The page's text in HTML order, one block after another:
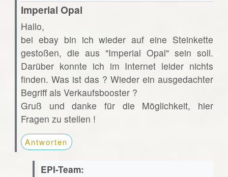
Imperial Opal
Hallo,
bei ebay bin ich wieder auf eine Steinkette
gestoßen, die aus "Imperial Opal" sein soll.
Darüber konnte ich im Internet leider nichts
finden. Was ist das ? Wieder ein ausgedachter
Begriff als Verkaufsbooster ?
Gruß und danke für die Möglichkeit, hier
Fragen zu stellen !
Antworten
EPI-Team: